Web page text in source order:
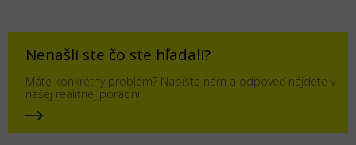
Nenašli ste čo ste hľadali?
Máte konkrétny problém? Napíšte nám a odpoveď nájdete v
našej realitnej poradni.